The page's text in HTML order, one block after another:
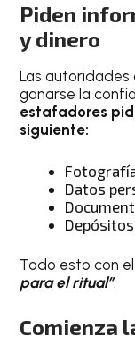
Piden
y dinero
Las autoridades
ganarse la
estafadores
siguiente:
Datos
Todo esto con
para el ritual”.
Comienza